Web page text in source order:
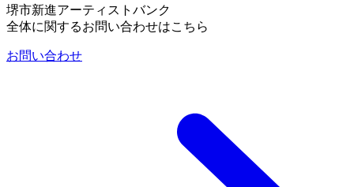
堺市新進アーティストバンク
全体に関するお問い合わせはこちら
お問い合わせ